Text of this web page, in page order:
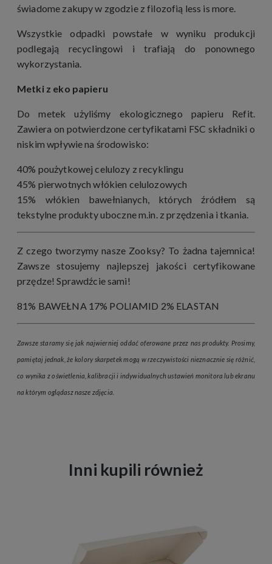
świadome zakupy w zgodzie z filozofią less is more.
Wszystkie odpadki powstałe w wyniku produkcji
podlegają recyclingowi i trafiają do ponownego
wykorzystania.
Metki z eko papieru
Do metek użyliśmy ekologicznego papieru Refit.
Zawiera on potwierdzone certyfikatami FSC składniki o
niskim wpływie na środowisko:
40% poużytkowej celulozy z recyklingu
45% pierwotnych włókien celulozowych
15% włókien bawełnianych, których źródłem są
tekstylne produkty uboczne m.in. z przędzenia i tkania.
Z czego tworzymy nasze Zooksy? To żadna tajemnica!
Zawsze stosujemy najlepszej jakości certyfikowane
przędze! Sprawdźcie sami!
81% BAWEŁNA 17% POLIAMID 2% ELASTAN
Zawsze staramy się jak najwierniej oddać oferowane przez nas produkty. Prosimy,
pamiętaj jednak, że kolory skarpetek mogą w rzeczywistości nieznacznie się różnić,
co wynika z oświetlenia, kalibracji i indywidualnych ustawień monitora lub ekranu
na którym oglądasz nasze zdjęcia.
Inni kupili również